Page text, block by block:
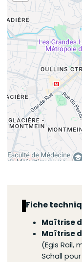
Fiche
Maîtrise
Maîtrise
(Egis Rail,
Schall